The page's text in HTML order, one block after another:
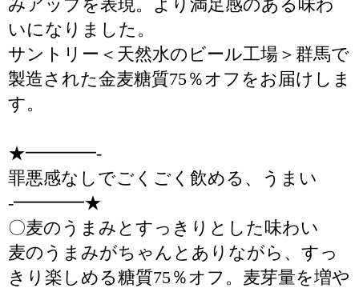
みアップを表現。より満足感のある味わ
いになりました。
サントリー＜天然水のビール工場＞群馬で
製造された金麦糖質75％オフをお届けしま
す。
★━━━━-
罪悪感なしでごくごく飲める、うまい
-━━━━★
〇麦のうまみとすっきりとした味わい
麦のうまみがちゃんとありながら、すっ
きり楽しめる糖質75％オフ。麦芽量を増や